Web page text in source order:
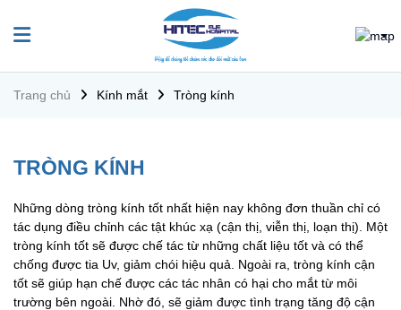
Trang chủ Kính mắt Tròng kính
Thương hiệu
Roden Stock
Tròng ZEISS
Tính năng
Đổi màu
TRÒNG KÍNH
Những dòng tròng kính tốt nhất hiện nay không đơn thuần chỉ có
tác dụng điều chỉnh các tật khúc xạ (cận thị, viễn thị, loạn thị). Một
tròng kính tốt sẽ được chế tác từ những chất liệu tốt và có thể
chống được tia Uv, giảm chói hiệu quả. Ngoài ra, tròng kính cận
tốt sẽ giúp hạn chế được các tác nhân có hại cho mắt từ môi
trường bên ngoài. Nhờ đó, sẽ giảm được tình trạng tăng độ cận